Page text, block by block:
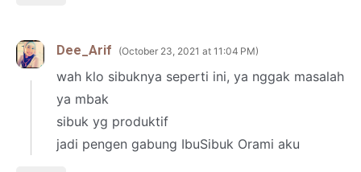
Dee_Arif October 23, 2021 at 11:04 PM
wah klo sibuknya seperti ini, ya nggak masalah
ya mbak
sibuk yg produktif
jadi pengen gabung IbuSibuk Orami aku